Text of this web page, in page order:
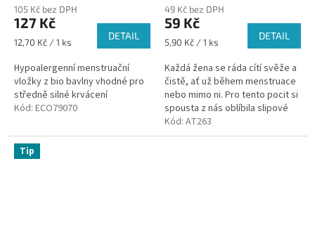
105 Kč bez DPH
127 Kč
Měrná
12,70 Kč / 1 ks
DETAIL
Hypoalergenní menstruační
vložky z bio bavlny vhodné pro
středně silné krvácení
Kód: ECO79070
49 Kč bez DPH
59 Kč
Měrná
5,90 Kč / 1 ks
DETAIL
Každá žena se ráda cítí svěže a
čistě, ať už během menstruace
nebo mimo ni. Pro tento pocit si
spousta z nás oblíbila slipové
vložky, které zabraňují špinění
spodního prádla a...
Kód: AT263
Tip